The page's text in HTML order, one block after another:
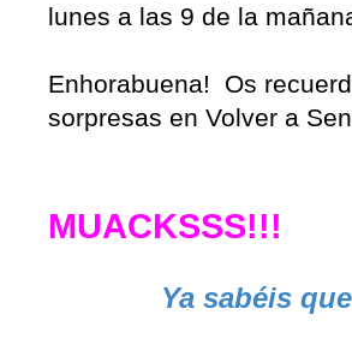
lunes a las 9 de la
Enhorabuena! Os
sorpresas en Volver a
MUACKSSS!!!
Ya sabéis